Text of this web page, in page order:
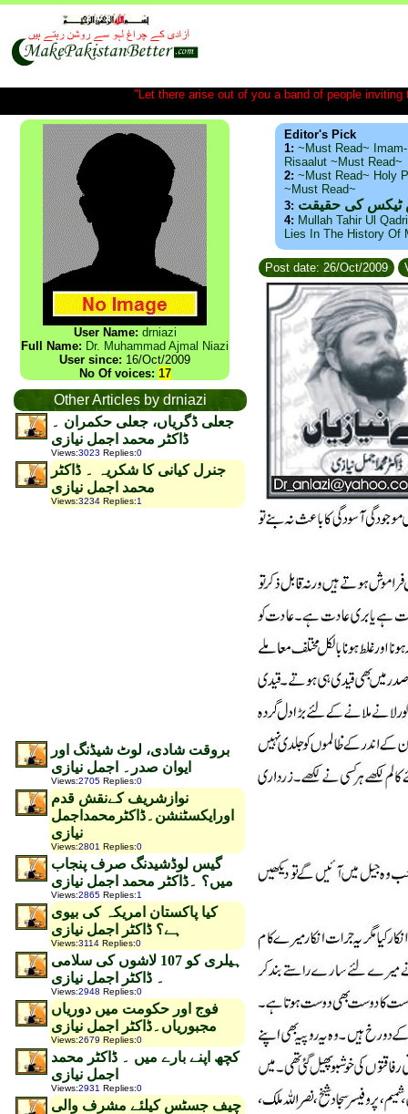
"Let there arise out of you a band of people
User Name: drniazi
Full Name: Dr. Muhammad Ajmal Niazi
User since: 16/Oct/2009
No Of voices: 17
Other Articles by drniazi
جعلی ڈگریاں، جعلی حکمران ۔
ڈاکٹر محمد اجمل نیازی
Views:3023 Replies:0
جنرل کیانی کا شکریہ ۔ ڈاکٹر
محمد اجمل نیازی
Views:3234 Replies:1
بروقت شادی، لوٹ شیڈنگ اور
ایوان صدر۔ اجمل نیازی
Views:2705 Replies:0
نوازشریف کےنقش قدم
اورایکسٹنشن۔ڈاکٹرمحمداجمل
نیازی
Views:2801 Replies:0
گیس لوڈشیدنگ صرف پنجاب
میں؟ ۔ڈاکٹر محمد اجمل نیازی
Views:2865 Replies:1
کیا پاکستان امریکہ کی بیوی
ہے؟ ڈاکٹر اجمل نیازی
Views:3114 Replies:0
ہیلری کو 107 لاشوں کی سلامی
۔ ڈاکٹر اجمل نیازی
Views:2948 Replies:0
فوج اور حکومت میں دوریاں
مجبوریاں۔ڈاکٹر اجمل نیازی
Views:2679 Replies:0
کچھ اپنے بارے میں ۔ ڈاکٹر محمد
اجمل نیازی
Views:2931 Replies:0
چیف جسٹس کیلئے مشرف والی
Editor's Pick
1: ~Must Read~
Risaalut ~Must Read~
2: ~Must Read~ Holy
~Must Read~
3: ٹیکس کی حقیقت
4: Mullah Tahir Ul
Lies In The History Of
Post date: 26/Oct/2009